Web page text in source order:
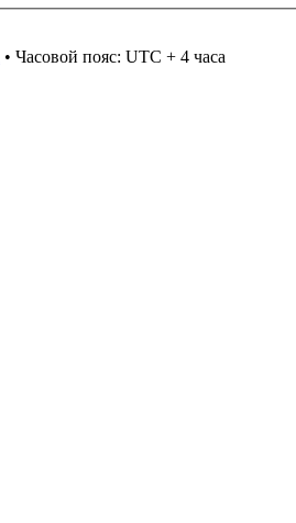
• Часовой пояс: UTC + 4 часа